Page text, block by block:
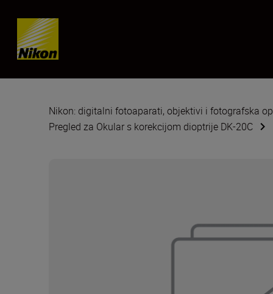
Skip content
Nikon: digitalni fotoaparati, objektivi i fotografska
Pregled za Okular s korekcijom dioptrije DK-20C